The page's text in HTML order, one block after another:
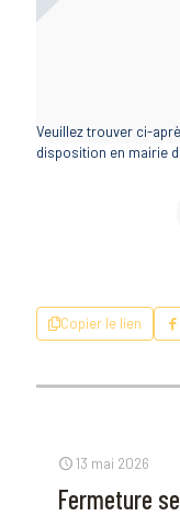
Veuillez trouver ci-
disposition en mairie
Copier le lien
13 mai 2026
Fermeture